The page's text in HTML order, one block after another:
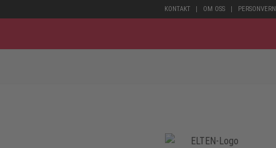
KONTAKT OM OSS PERSONVERN